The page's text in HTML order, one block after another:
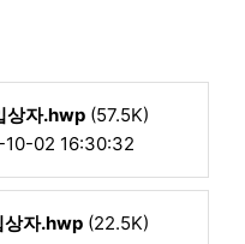
상자.hwp (57.5K)
10-02 16:30:32
상자.hwp (22.5K)